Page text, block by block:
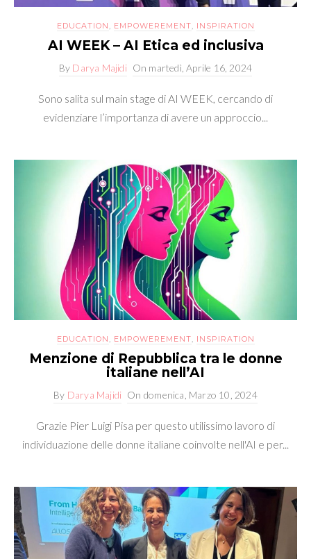
EDUCATION , EMPOWEREMENT, INSPIRATION
AI WEEK – AI Etica ed inclusiva
By Darya Majidi On martedì, Aprile 16, 2024
Sono salita sul main stage di AI WEEK, cercando di
evidenziare l’importanza di avere un approccio...
EDUCATION , EMPOWEREMENT, INSPIRATION
Menzione di Repubblica tra le donne
italiane nell’AI
By Darya Majidi On domenica, Marzo 10, 2024
Grazie Pier Luigi Pisa per questo utilissimo lavoro di
individuazione delle donne italiane coinvolte nell'AI e per...